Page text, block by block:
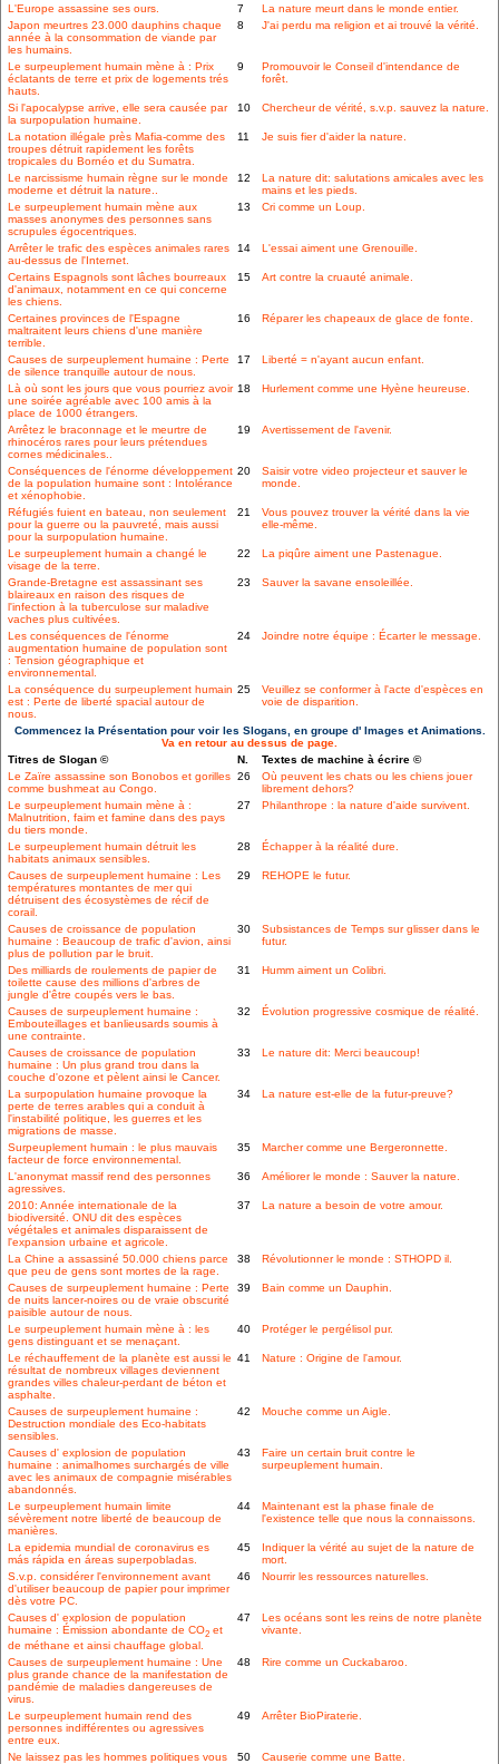
L'Europe assassine ses ours. 7
La nature meurt dans le monde entier.
Japon meurtres 23.000 dauphins chaque
année à la consommation de viande par
les humains.
8 J'ai perdu ma religion et ai trouvé la vérité.
Le surpeuplement humain mène à : Prix
éclatants de terre et prix de logements trés
hauts.
9
Promouvoir le Conseil d'intendance de
forêt.
Si l'apocalypse arrive, elle sera causée par
la surpopulation humaine.
10 Chercheur de vérité, s.v.p. sauvez la nature.
La notation illégale près Mafia-comme des
troupes détruit rapidement les forêts
tropicales du Bornéo et du Sumatra.
11 Je suis fier d'aider la nature.
Le narcissisme humain règne sur le monde
moderne et détruit la nature..
12
La nature dit: salutations amicales avec les
mains et les pieds.
Le surpeuplement humain mène aux
masses anonymes des personnes sans
scrupules égocentriques.
13 Cri comme un Loup.
Arrêter le trafic des espèces animales rares
au-dessus de l'Internet.
14 L'essai aiment une Grenouille.
Certains Espagnols sont lâches bourreaux
d'animaux, notamment en ce qui concerne
les chiens.
15 Art contre la cruauté animale.
Certaines provinces de l'Espagne
maltraitent leurs chiens d'une manière
terrible.
16 Réparer les chapeaux de glace de fonte.
Causes de surpeuplement humaine : Perte
de silence tranquille autour de nous.
17 Liberté = n'ayant aucun enfant.
Là où sont les jours que vous pourriez avoir
une soirée agréable avec 100 amis à la
place de 1000 étrangers.
18 Hurlement comme une Hyène heureuse.
Arrêtez le braconnage et le meurtre de
rhinocéros rares pour leurs prétendues
cornes médicinales..
19 Avertissement de l'avenir.
Conséquences de l'énorme développement
de la population humaine sont : Intolérance
et xénophobie.
20
Saisir votre video projecteur et sauver le
monde.
Réfugiés fuient en bateau, non seulement
pour la guerre ou la pauvreté, mais aussi
pour la surpopulation humaine.
21
Vous pouvez trouver la vérité dans la vie
elle-même.
Le surpeuplement humain a changé le
visage de la terre.
22 La piqûre aiment une Pastenague.
Grande-Bretagne est assassinant ses
blaireaux en raison des risques de
l'infection à la tuberculose sur maladive
vaches plus cultivées.
23 Sauver la savane ensoleillée.
Les conséquences de l'énorme
augmentation humaine de population sont
: Tension géographique et
environnemental.
24 Joindre notre équipe : Écarter le message.
La conséquence du surpeuplement humain
est : Perte de liberté spacial autour de
nous.
25
Veuillez se conformer à l'acte d'espèces en
voie de disparition.
Commencez la Présentation pour voir les Slogans, en groupe d' Images et Animations.
Va en retour au dessus de page.
Titres de Slogan ©
N.
Textes de machine à écrire ©
Le Zaïre assassine son Bonobos et gorilles
comme bushmeat au Congo.
26
Où peuvent les chats ou les chiens jouer
librement dehors?
Le surpeuplement humain mène à :
Malnutrition, faim et famine dans des pays
du tiers monde.
27 Philanthrope : la nature d'aide survivent.
Le surpeuplement humain détruit les
habitats animaux sensibles.
28 Échapper à la réalité dure.
Causes de surpeuplement humaine : Les
températures montantes de mer qui
détruisent des écosystèmes de récif de
corail.
29 REHOPE le futur.
Causes de croissance de population
humaine : Beaucoup de trafic d'avion, ainsi
plus de pollution par le bruit.
30
Subsistances de Temps sur glisser dans le
futur.
Des milliards de roulements de papier de
toilette cause des millions d'arbres de
jungle d'être coupés vers le bas.
31 Humm aiment un Colibri.
Causes de surpeuplement humaine :
Embouteillages et banlieusards soumis à
une contrainte.
32 Évolution progressive cosmique de réalité.
Causes de croissance de population
humaine : Un plus grand trou dans la
couche d'ozone et pèlent ainsi le Cancer.
33 Le nature dit: Merci beaucoup!
La surpopulation humaine provoque la
perte de terres arables qui a conduit à
l'instabilité politique, les guerres et les
migrations de masse.
34 La nature est-elle de la futur-preuve?
Surpeuplement humain : le plus mauvais
facteur de force environnemental.
35 Marcher comme une Bergeronnette.
L'anonymat massif rend des personnes
agressives.
36 Améliorer le monde : Sauver la nature.
2010: Année internationale de la
biodiversité. ONU dit des espèces
végétales et animales disparaissent de
l'expansion urbaine et agricole.
37 La nature a besoin de votre amour.
La Chine a assassiné 50.000 chiens parce
que peu de gens sont mortes de la rage.
38 Révolutionner le monde : STHOPD il.
Causes de surpeuplement humaine : Perte
de nuits lancer-noires ou de vraie obscurité
paisible autour de nous.
39 Bain comme un Dauphin.
Le surpeuplement humain mène à : les
gens distinguant et se menaçant.
40 Protéger le pergélisol pur.
Le réchauffement de la planète est aussi le
résultat de nombreux villages deviennent
grandes villes chaleur-perdant de béton et
asphalte.
41 Nature : Origine de l'amour.
Causes de surpeuplement humaine :
Destruction mondiale des Eco-habitats
sensibles.
42 Mouche comme un Aigle.
Causes d' explosion de population
humaine : animalhomes surchargés de ville
avec les animaux de compagnie misérables
abandonnés.
43
Faire un certain bruit contre le
surpeuplement humain.
Le surpeuplement humain limite
sévèrement notre liberté de beaucoup de
manières.
44
Maintenant est la phase finale de
l'existence telle que nous la connaissons.
La epidemia mundial de coronavirus es
más rápida en áreas superpobladas.
45
Indiquer la vérité au sujet de la nature de
mort.
S.v.p. considérer l'environnement avant
d'utiliser beaucoup de papier pour imprimer
dès votre PC.
46 Nourrir les ressources naturelles.
Causes d' explosion de population
humaine : Émission abondante de CO2 et
de méthane et ainsi chauffage global.
47
Les océans sont les reins de notre planète
vivante.
Causes de surpeuplement humaine : Une
plus grande chance de la manifestation de
pandémie de maladies dangereuses de
virus.
48 Rire comme un Cuckabaroo.
Le surpeuplement humain rend des
personnes indifférentes ou agressives
entre eux.
49 Arrêter BioPiraterie.
Ne laissez pas les hommes politiques vous
50 Causerie comme une Batte.